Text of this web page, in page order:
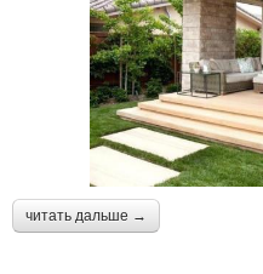
читать дальше →